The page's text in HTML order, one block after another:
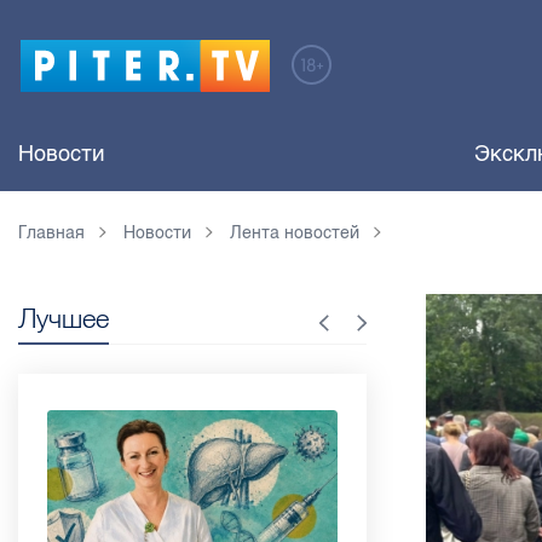
Новости
Главная Новости Лента новостей
Лучшее